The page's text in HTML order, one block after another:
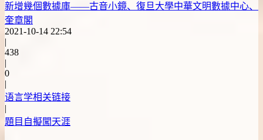
新增幾個數據庫——古音小鏡、復旦大學中華文明數據中心、
奎章閣
2021-10-14 22:54
|
438
|
0
|
语言学相关链接
|
題目自擬闖天涯